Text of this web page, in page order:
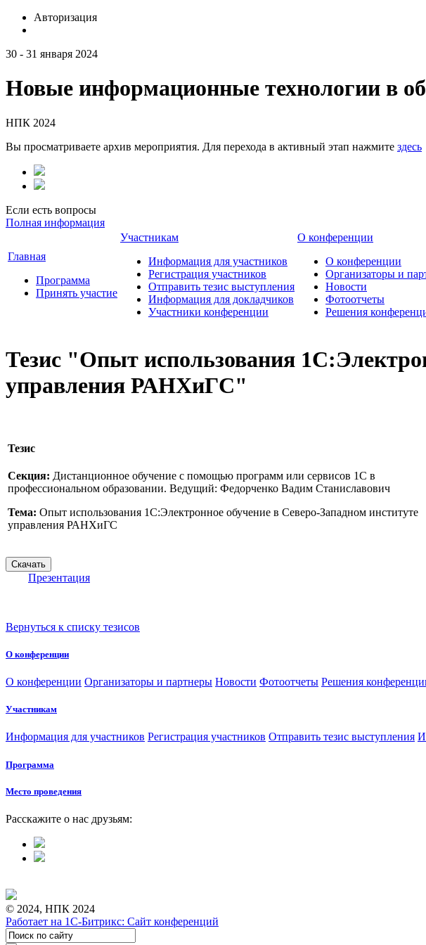
Авторизация
30 - 31 января 2024
Новые информационные технологии в
НПК 2024
Вы просматриваете архив мероприятия. Для перехода в активный этап нажмите здесь
Если есть вопросы
Полная информация
Главная
Программа
Принять участие
Участникам
Информация для участников
Регистрация участников
Отправить тезис выступления
Информация для докладчиков
Участники конференции
О конференции
О конференции
Организаторы и
Новости
Фотоотчеты
Решения
Тезис "Опыт использования
управления РАНХиГС"
Тезис
Секция: Дистанционное обучение с помощью программ или сервисов 1С в
профессиональном образовании. Ведущий: Федорченко Вадим Станиславович
Тема: Опыт использования 1С:Электронное обучение в Северо-Западном институте
управления РАНХиГС
Презентация
Вернуться к списку тезисов
О конференции
О конференции Организаторы и партнеры Новости Фотоотчеты Решения
Участникам
Информация для участников Регистрация участников Отправить тезис выступления
Программа
Место проведения
Расскажите о нас друзьям:
© 2024, НПК 2024
Работает на 1С-Битрикс: Сайт конференций